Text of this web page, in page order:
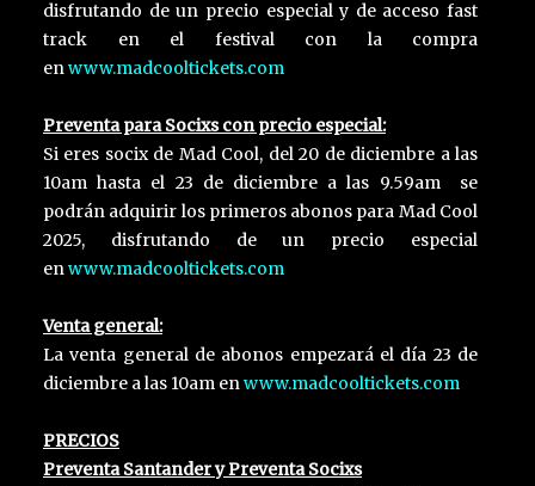
disfrutando de un precio especial y de acceso fast
track en el festival con la compra
enwww.madcooltickets.com
Preventa para Socixs con precio especial:
Si eres socix de Mad Cool, del 20 de diciembre a las
10am hasta el 23 de diciembre a las 9.59am se
podrán adquirir los primeros abonos para Mad Cool
2025, disfrutando de un precio especial
enwww.madcooltickets.com
Venta general:
La venta general de abonos empezará el día 23 de
diciembre a las 10am enwww.madcooltickets.com
PRECIOS
Preventa Santander y Preventa Socixs